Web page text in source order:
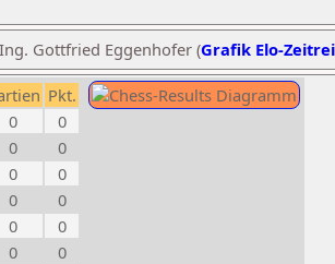
Gottfried Eggenhofer (Grafik Elo-
Pkt.
0
0
0
0
0
0
0
0
0
0
0
0